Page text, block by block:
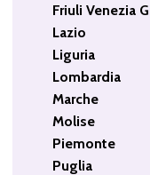
Friuli Venezia
Lazio
Liguria
Lombardia
Marche
Molise
Piemonte
Puglia